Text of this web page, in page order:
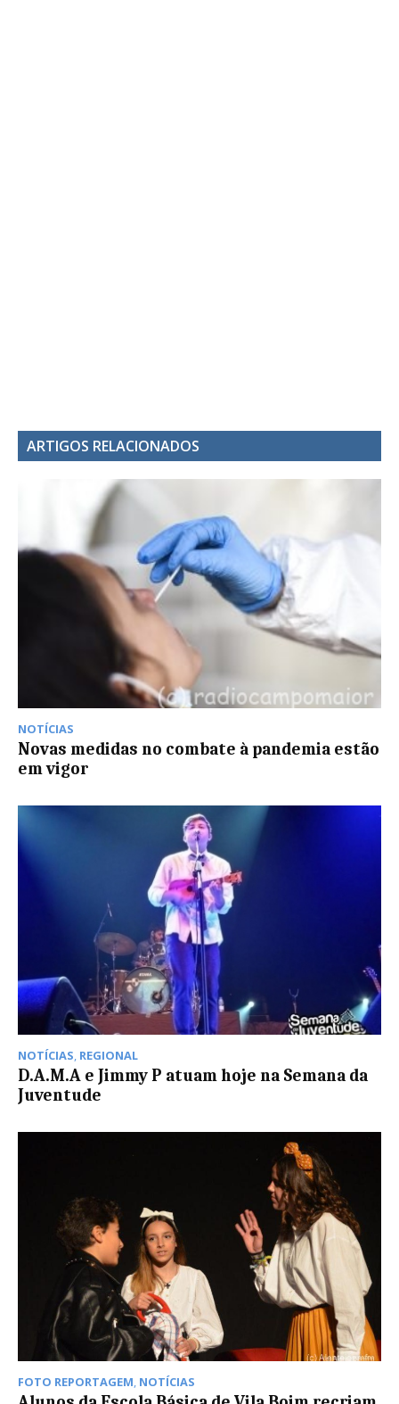
ARTIGOS RELACIONADOS
NOTÍCIAS
Novas medidas no combate à pandemia estão
em vigor
NOTÍCIAS, REGIONAL
D.A.M.A e Jimmy P atuam hoje na Semana da
Juventude
FOTO REPORTAGEM, NOTÍCIAS